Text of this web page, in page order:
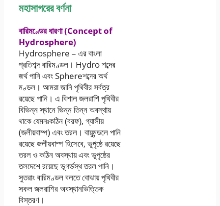
মহাসাগরের বর্ণনা
বারিমণ্ডের ধারণা (Concept of
Hydrosphere)
Hydrosphere – এর বাংলা
প্রতিশব্দ বারিমণ্ডল। Hydro শব্দের
জর্থ পানি এবং Sphereশব্দের অর্থ
মণ্ডল। আমরা জানি পৃথিবীর সর্বত্র
রয়েছে পানি। এ বিশাল জলরাশি পৃথিবীর
বিভিন্ন স্থানে ভিন্ন তিন্ন অবস্থায়
থাকে যেমনঃকঠিন (বরফ), গ্যাসীয়
(জলীয়বাম্প) এবং তরল। বায়ুমন্ডলে পানি
রয়েছে জলীয়বাম্প হিসেবে, ভূপৃষ্ঠে রয়েছে
তরল ও কঠিন অবস্থায় এবং ভূপৃষ্ঠের
তলদেশে রয়েছে ভূগর্ভস্থ তরল পানি।
সুতরাং বারিমণ্ডল বলতে বোঝায় পৃথিবীর
সকল জলরাশির অবস্থানভিত্তিক
বিস্তরণ।